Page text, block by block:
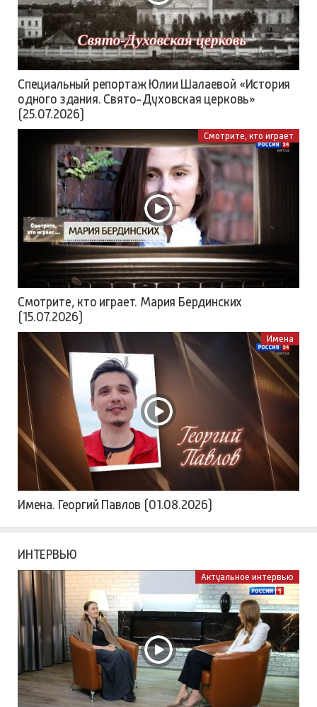
Специальный репортаж Юлии Шалаевой «История
одного здания. Свято-Духовская церковь»
(25.07.2026)
Смотрите, кто играет
Смотрите, кто играет. Мария Бердинских
(15.07.2026)
Имена
Имена. Георгий Павлов (01.08.2026)
ИНТЕРВЬЮ
Актуальное интервью